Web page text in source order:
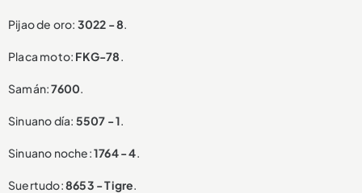
Pijao de oro: 3022 - 8.
Placa moto: FKG-78.
Samán:7600.
Sinuano día: 5507 - 1.
Sinuano noche:1764 - 4.
Suertudo:8653 - Tigre.